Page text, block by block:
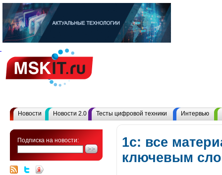
Новости Новости 2.0 Тесты цифровой техники Интервью
Подписка на новости:
1с: все
ключевым